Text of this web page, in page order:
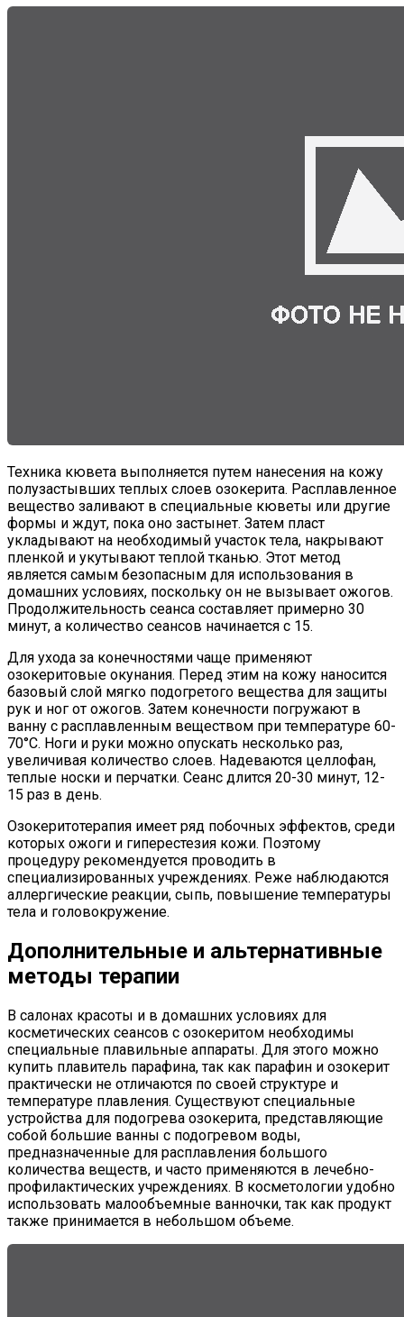
Техника кювета выполняется путем нанесения на кожу
полузастывших теплых слоев озокерита. Расплавленное
вещество заливают в специальные кюветы или другие
формы и ждут, пока оно застынет. Затем пласт
укладывают на необходимый участок тела, накрывают
пленкой и укутывают теплой тканью. Этот метод
является самым безопасным для использования в
домашних условиях, поскольку он не вызывает ожогов.
Продолжительность сеанса составляет примерно 30
минут, а количество сеансов начинается с 15.
Для ухода за конечностями чаще применяют
озокеритовые окунания. Перед этим на кожу наносится
базовый слой мягко подогретого вещества для защиты
рук и ног от ожогов. Затем конечности погружают в
ванну с расплавленным веществом при температуре 60-
70°С. Ноги и руки можно опускать несколько раз,
увеличивая количество слоев. Надеваются целлофан,
теплые носки и перчатки. Сеанс длится 20-30 минут, 12-
15 раз в день.
Озокеритотерапия имеет ряд побочных эффектов, среди
которых ожоги и гиперестезия кожи. Поэтому
процедуру рекомендуется проводить в
специализированных учреждениях. Реже наблюдаются
аллергические реакции, сыпь, повышение температуры
тела и головокружение.
Дополнительные и альтернативные
методы терапии
В салонах красоты и в домашних условиях для
косметических сеансов с озокеритом необходимы
специальные плавильные аппараты. Для этого можно
купить плавитель парафина, так как парафин и озокерит
практически не отличаются по своей структуре и
температуре плавления. Существуют специальные
устройства для подогрева озокерита, представляющие
собой большие ванны с подогревом воды,
предназначенные для расплавления большого
количества веществ, и часто применяются в лечебно-
профилактических учреждениях. В косметологии удобно
использовать малообъемные ванночки, так как продукт
также принимается в небольшом объеме.